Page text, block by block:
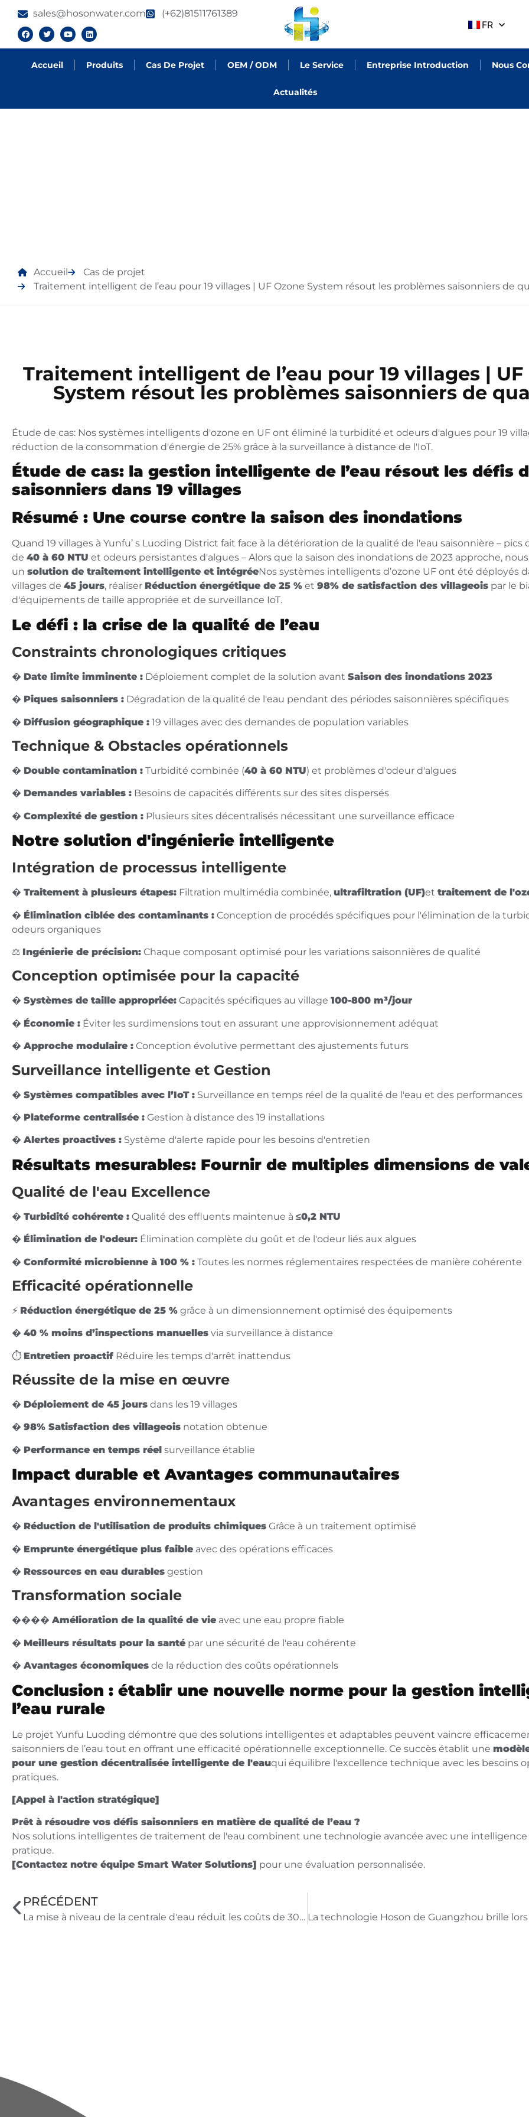
sales@hosonwater.com (+62)81511761389
FR
Accueil Produits Cas De Projet OEM / ODM Le Service Entreprise Introduction Nous
Actualités
Accueil
Cas de projet
Traitement intelligent de l’eau pour 19 villages | UF Ozone System résout les problèmes saisonniers de
Traitement intelligent de l’eau pour 19 villages | UF
System résout les problèmes saisonniers de
Étude de cas: Nos systèmes intelligents d'ozone en UF ont éliminé la turbidité et odeurs d'algues pour 19
réduction de la consommation d'énergie de 25% grâce à la surveillance à distance de l'IoT.
Étude de cas: la gestion intelligente de l’eau résout les défis
saisonniers dans 19 villages
Résumé : Une course contre la saison des inondations
Quand 19 villages à Yunfu’ s Luoding District fait face à la détérioration de la qualité de l'eau saisonnière –
de 40 à 60 NTU et odeurs persistantes d'algues – Alors que la saison des inondations de 2023 approche,
un solution de traitement intelligente et intégréeNos systèmes intelligents d’ozone UF ont été déployés
villages de 45 jours, réaliser Réduction énergétique de 25 % et 98% de satisfaction des villageois par le
d'équipements de taille appropriée et de surveillance IoT.
Le défi : la crise de la qualité de l’eau
Constraints chronologiques critiques
�️ Date limite imminente : Déploiement complet de la solution avant Saison des inondations 2023
� Piques saisonniers : Dégradation de la qualité de l'eau pendant des périodes saisonnières spécifiques
� Diffusion géographique : 19 villages avec des demandes de population variables
Technique & Obstacles opérationnels
� Double contamination : Turbidité combinée (40 à 60 NTU) et problèmes d'odeur d'algues
�️ Demandes variables : Besoins de capacités différents sur des sites dispersés
� Complexité de gestion : Plusieurs sites décentralisés nécessitant une surveillance efficace
Notre solution d'ingénierie intelligente
Intégration de processus intelligente
� Traitement à plusieurs étapes: Filtration multimédia combinée, ultrafiltration (UF)et traitement de
� Élimination ciblée des contaminants : Conception de procédés spécifiques pour l'élimination de la
odeurs organiques
⚖️ Ingénierie de précision: Chaque composant optimisé pour les variations saisonnières de qualité
Conception optimisée pour la capacité
� Systèmes de taille appropriée: Capacités spécifiques au village 100-800 m³/jour
� Économie : Éviter les surdimensions tout en assurant une approvisionnement adéquat
� Approche modulaire : Conception évolutive permettant des ajustements futurs
Surveillance intelligente et Gestion
� Systèmes compatibles avec l’IoT : Surveillance en temps réel de la qualité de l'eau et des performances
�️ Plateforme centralisée : Gestion à distance des 19 installations
� Alertes proactives : Système d'alerte rapide pour les besoins d'entretien
Résultats mesurables: Fournir de multiples dimensions de
Qualité de l'eau Excellence
� Turbidité cohérente : Qualité des effluents maintenue à ≤0,2 NTU
� Élimination de l'odeur: Élimination complète du goût et de l'odeur liés aux algues
� Conformité microbienne à 100 % : Toutes les normes réglementaires respectées de manière cohérente
Efficacité opérationnelle
⚡ Réduction énergétique de 25 % grâce à un dimensionnement optimisé des équipements
� 40 % moins d’inspections manuelles via surveillance à distance
⏱️ Entretien proactif Réduire les temps d'arrêt inattendus
Réussite de la mise en œuvre
� Déploiement de 45 jours dans les 19 villages
� 98% Satisfaction des villageois notation obtenue
� Performance en temps réel surveillance établie
Impact durable et Avantages communautaires
Avantages environnementaux
� Réduction de l'utilisation de produits chimiques Grâce à un traitement optimisé
� Emprunte énergétique plus faible avec des opérations efficaces
� Ressources en eau durables gestion
Transformation sociale
�‍�‍�‍� Amélioration de la qualité de vie avec une eau propre fiable
� Meilleurs résultats pour la santé par une sécurité de l'eau cohérente
� Avantages économiques de la réduction des coûts opérationnels
Conclusion : établir une nouvelle norme pour la gestion
l’eau rurale
Le projet Yunfu Luoding démontre que des solutions intelligentes et adaptables peuvent vaincre
saisonniers de l’eau tout en offrant une efficacité opérationnelle exceptionnelle. Ce succès établit une
pour une gestion décentralisée intelligente de l'eauqui équilibre l'excellence technique avec les besoins
pratiques.
[Appel à l'action stratégique]
Prêt à résoudre vos défis saisonniers en matière de qualité de l’eau ?
Nos solutions intelligentes de traitement de l'eau combinent une technologie avancée avec une
pratique.
[Contactez notre équipe Smart Water Solutions] pour une évaluation personnalisée.
PRÉCÉDENT
La mise à niveau de la centrale d'eau réduit les coûts de 30% & Triple durée de vie de la membrane | Smart UF AC System